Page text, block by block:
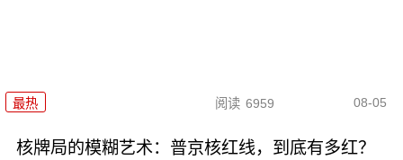
最热 阅读 6959 08-05
核牌局的模糊艺术：普京核红线，到底有多红？